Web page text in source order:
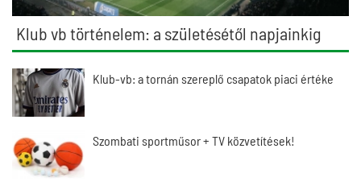
Klub vb történelem: a születésétől napjainkig
Klub-vb: a tornán szereplő csapatok piaci értéke
Szombati sportműsor + TV közvetítések!